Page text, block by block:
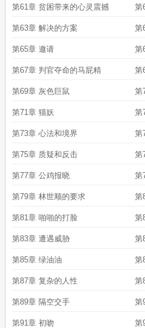
第61章 贫困带来的心灵震撼 第
第63章 解决的方案 第
第65章 邀请 第
第67章 判官夺命的马屁精 第
第69章 灰色巨鼠 第
第71章 猫妖 第
第73章 心法和境界 第
第75章 质疑和反击 第
第77章 公鸡报晓 第
第79章 林世顺的要求 第
第81章 啪啪的打脸 第
第83章 遭遇威胁 第
第85章 绿油油 第
第87章 复杂的人性 第
第89章 隔空交手 第
第91章 初吻 第